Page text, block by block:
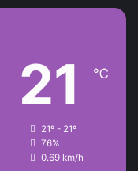
21 ℃
21º - 21º
76%
0.69 km/h